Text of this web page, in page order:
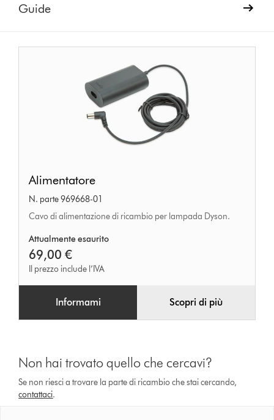
Guide
Alimentatore
N. parte 969668-01
Cavo di alimentazione di ricambio per lampada Dyson.
Attualmente esaurito
69,00 €
Il prezzo include l’IVA
Informami Scopri di più
Non hai trovato quello che cercavi?
Se non riesci a trovare la parte di ricambio che stai cercando,
contattaci.